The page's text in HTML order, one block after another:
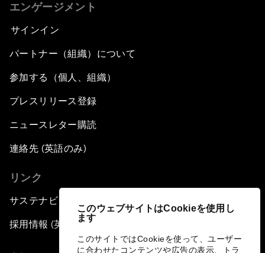
このウェブサイトはCookieを使用し
ます
このサイトではCookieを使って、ユーザー
に合わせたコンテンツや広告の表示、トラ
エンゲージメント
サインイン
パートナー（組織）について
参加する（個人、組織）
プレスリリース登録
ニュースレター購読
連絡先 (英語のみ)
リンク
サステナビリティへの取り組み
採用情報 (英語のみ)